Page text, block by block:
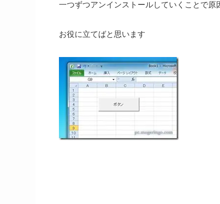
一つずつアンインストールしていくことで原
お役に立てばと思います